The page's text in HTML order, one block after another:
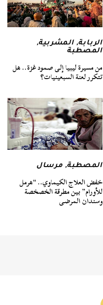
الربابة,المشربية,
المصطبة
من مسيرة ليبيا إلى صمود غزة.. هل
تتكرر لعنة السبعينيات؟
المصطبة,مرسال
خفض العلاج الكيماوي.. “هرمل
للأورام” بين مطرقة الخصخصة
وسندان المرضى